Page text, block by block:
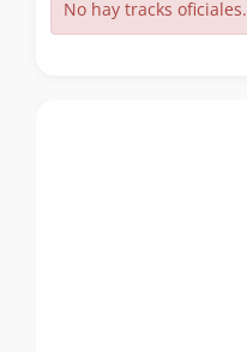
No hay tracks oficiales.